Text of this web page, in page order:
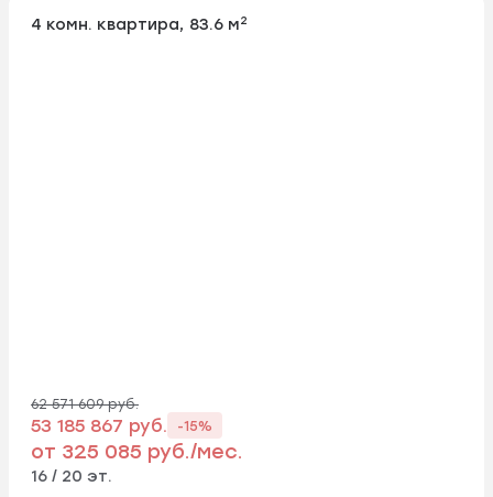
4 комн. квартира, 83.6 м2
62 571 609 руб.
53 185 867 руб. -15%
от 325 085 руб./мес.
16 / 20 эт.